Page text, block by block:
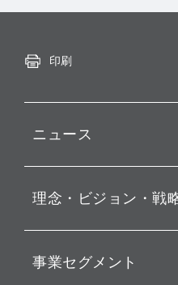
印刷
ニュース
お知らせ
動画配信
理念・ビジョン・戦
経営理念
事業セグメント